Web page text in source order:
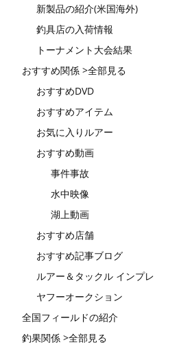
新製品の紹介(米国海外)
釣具店の入荷情報
トーナメント大会結果
おすすめ関係 >全部見る
おすすめDVD
おすすめアイテム
お気に入りルアー
おすすめ動画
事件事故
水中映像
湖上動画
おすすめ店舗
おすすめ記事ブログ
ルアー＆タックル インプレ
ヤフーオークション
全国フィールドの紹介
釣果関係 >全部見る